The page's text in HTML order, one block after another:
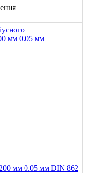
мм 0.05 мм DIN 862